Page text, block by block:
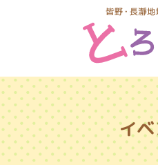
ツ
本
文
へ
ス
キ
とろ
イ